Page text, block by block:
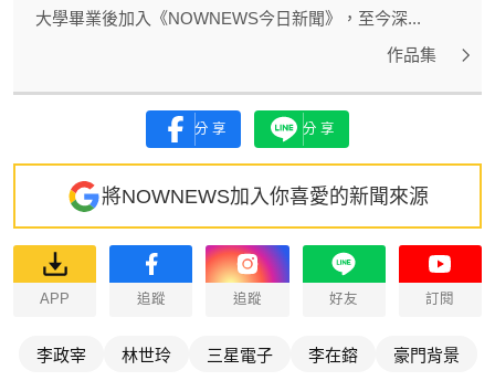
大學畢業後加入《NOWNEWS今日新聞》，至今深...
作品集
分享 分享
將NOWNEWS加入你喜愛的新聞來源
APP 追蹤 追蹤 好友 訂閱
李政宰 林世玲 三星電子 李在鎔 豪門背景